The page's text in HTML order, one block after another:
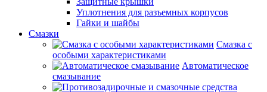
Уплотнения для разъемных корпусов
Гайки и шайбы
Смазки
Смазка с
особыми характеристиками
Автоматическое
смазывание